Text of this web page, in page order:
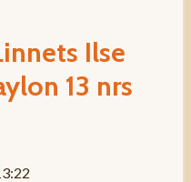
Ilse
13 nrs